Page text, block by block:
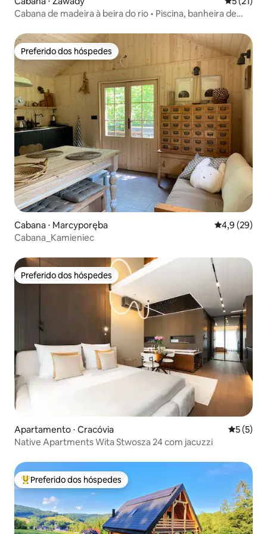
Cabana de madeira à beira do rio • Piscina, banheira de
Preferido dos hóspedes
Preferido dos hóspedes
Cabana ⋅ Marcyporęba 4,9 de uma
4,9 (29)
Cabana_Kamieniec
Preferido dos hóspedes
Preferido dos hóspedes
Apartamento ⋅ Cracóvia 5 de
5 (5)
Native Apartments Wita Stwosza 24 com jacuzzi
Entre os melhores preferidos dos hóspedes
Preferido dos hóspedes